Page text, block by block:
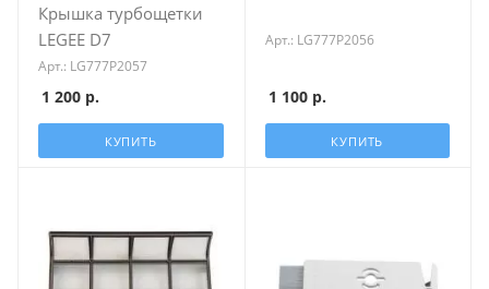
Крышка турбощетки
LEGEE D7
Арт.: LG777P2057
1 200 р.
КУПИТЬ
Арт.: LG777P2056
1 100р.
КУПИТЬ